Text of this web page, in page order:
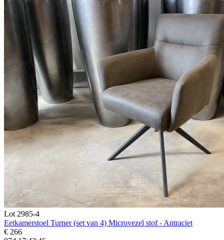
Lot 2985-4
Eetkamerstoel Turner (set van 4) Microvezel stof - Antraciet
€ 266